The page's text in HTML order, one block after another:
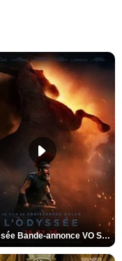
L'Odyssée Bande-annonce VO STFR